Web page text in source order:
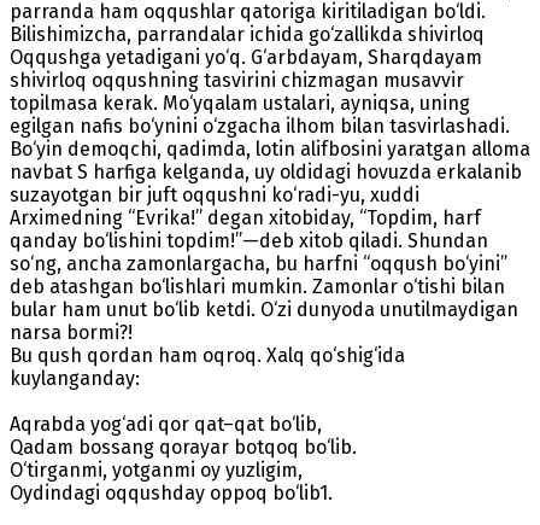
parranda ham oqqushlar qatoriga kiritiladigan bo‘ldi.
Bilishimizcha, parrandalar ichida go‘zallikda shivirloq
Oqqushga yetadigani yo‘q. G‘arbdayam, Sharqdayam
shivirloq oqqushning tasvirini chizmagan musavvir
topilmasa kerak. Mo‘yqalam ustalari, ayniqsa, uning
egilgan nafis bo‘ynini o‘zgacha ilhom bilan tasvirlashadi.
Bo‘yin demoqchi, qadimda, lotin alifbosini yaratgan alloma
navbat S harfiga kelganda, uy oldidagi hovuzda erkalanib
suzayotgan bir juft oqqushni ko‘radi-yu, xuddi
Arximedning “Evrika!” degan xitobiday, “Topdim, harf
qanday bo‘lishini topdim!”—deb xitob qiladi. Shundan
so‘ng, ancha zamonlargacha, bu harfni “oqqush bo‘yini”
deb atashgan bo‘lishlari mumkin. Zamonlar o‘tishi bilan
bular ham unut bo‘lib ketdi. O‘zi dunyoda unutilmaydigan
narsa bormi?!
Bu qush qordan ham oqroq. Xalq qo‘shig‘ida
kuylanganday:
Aqrabda yog‘adi qor qat–qat bo‘lib,
Qadam bossang qorayar botqoq bo‘lib.
O‘tirganmi, yotganmi oy yuzligim,
Oydindagi oqqushday oppoq bo‘lib1.